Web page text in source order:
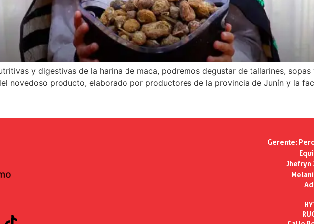
y digestivas de la harina de maca, podremos degustar de tallarines,
novedoso producto, elaborado por productores de la provincia de Junín y la
Gerente:
Jhefryn